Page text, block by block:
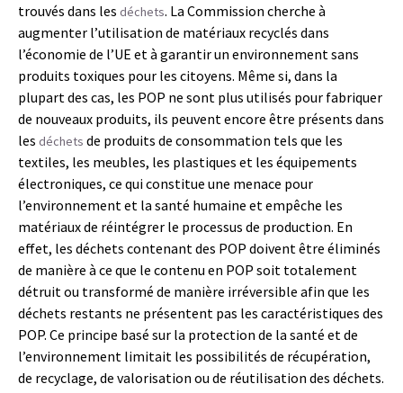
trouvés dans les déchets. La Commission cherche à
augmenter l’utilisation de matériaux recyclés dans
l’économie de l’UE et à garantir un environnement sans
produits toxiques pour les citoyens. Même si, dans la
plupart des cas, les POP ne sont plus utilisés pour fabriquer
de nouveaux produits, ils peuvent encore être présents dans
les déchets de produits de consommation tels que les
textiles, les meubles, les plastiques et les équipements
électroniques, ce qui constitue une menace pour
l’environnement et la santé humaine et empêche les
matériaux de réintégrer le processus de production. En
effet, les déchets contenant des POP doivent être éliminés
de manière à ce que le contenu en POP soit totalement
détruit ou transformé de manière irréversible afin que les
déchets restants ne présentent pas les caractéristiques des
POP. Ce principe basé sur la protection de la santé et de
l’environnement limitait les possibilités de récupération,
de recyclage, de valorisation ou de réutilisation des déchets.